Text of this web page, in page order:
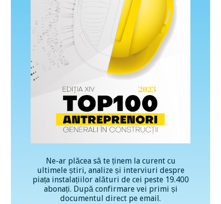
Ne-ar plăcea să te ținem la curent cu
ultimele știri, analize și interviuri despre
piața instalațiilor alături de cei peste 19.400
abonați. După confirmare vei primi și
documentul direct pe email.